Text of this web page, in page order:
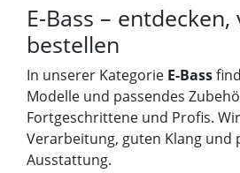
E-Bass –
bestellen
In unserer Kategorie E-Bass
Modelle und passendes
Fortgeschrittene und Profis.
Verarbeitung, guten Klang und
Ausstattung.